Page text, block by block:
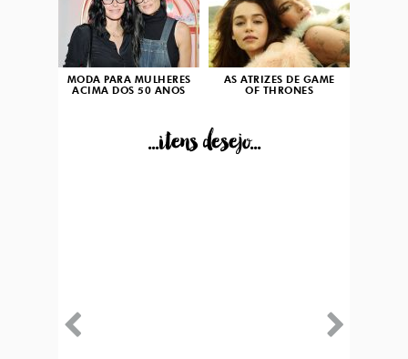
MODA PARA MULHERES
ACIMA DOS 50 ANOS
AS ATRIZES DE GAME
OF THRONES
...itens desejo...